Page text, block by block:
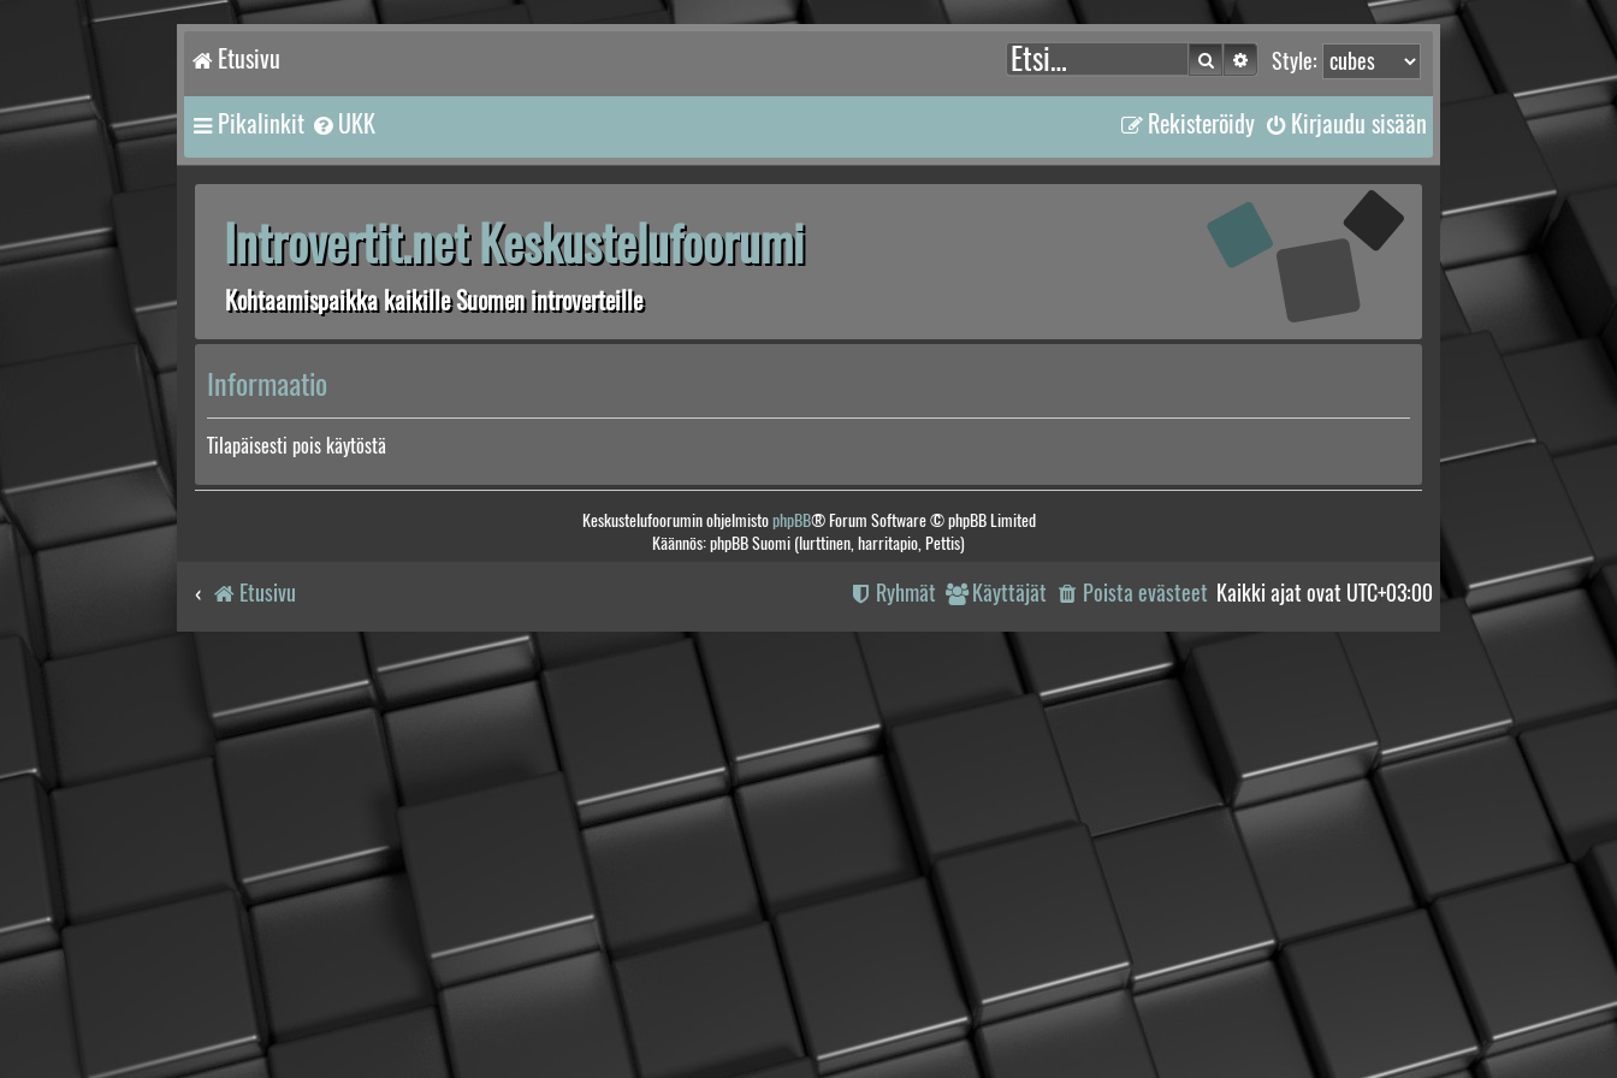
Etusivu Style:
Etsi Tarkennettu haku
Pikalinkit UKK Kirjaudu sisään
Rekisteröidy
Introvertit.net Keskustelufoorumi
Kohtaamispaikka kaikille Suomen introverteille
Informaatio
Tilapäisesti pois käytöstä
Keskustelufoorumin ohjelmistophpBB® Forum Software © phpBB Limited
Käännös: phpBB Suomi (lurttinen, harritapio, Pettis)
Etusivu Kaikki ajat ovat UTC+03:00
Poista evästeet
Käyttäjät
Ryhmät